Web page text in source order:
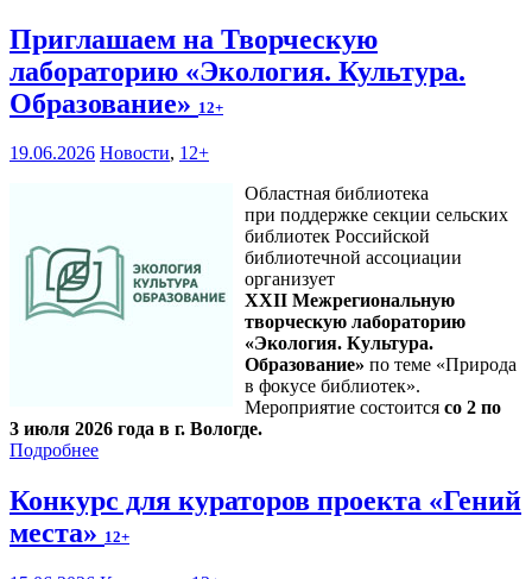
Приглашаем на Творческую
лабораторию «Экология. Культура.
Образование» 12+
19.06.2026 Новости, 12+
Областная библиотека
при поддержке секции сельских
библиотек Российской
библиотечной ассоциации
организует
XXII Межрегиональную
творческую лабораторию
«Экология. Культура.
Образование» по теме «Природа
в фокусе библиотек».
Мероприятие состоится со 2 по
3 июля 2026 года в г. Вологде.
Подробнее
Конкурс для кураторов проекта «Гений
места» 12+